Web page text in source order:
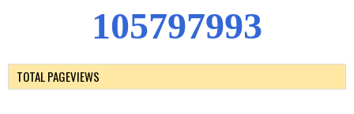
105797993
TOTAL PAGEVIEWS